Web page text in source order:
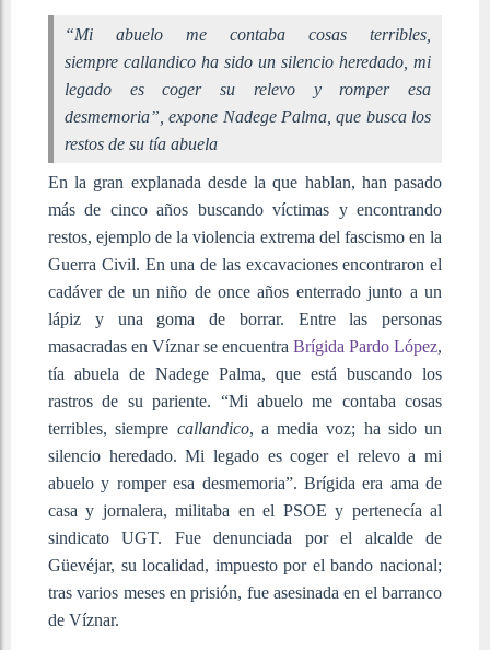
“Mi abuelo me contaba cosas terribles,
siempre callandico ha sido un silencio heredado, mi
legado es coger su relevo y romper esa
desmemoria”, expone Nadege Palma, que busca los
restos de su tía abuela
En la gran explanada desde la que hablan, han pasado
más de cinco años buscando víctimas y encontrando
restos, ejemplo de la violencia extrema del fascismo en la
Guerra Civil. En una de las excavaciones encontraron el
cadáver de un niño de once años enterrado junto a un
lápiz y una goma de borrar. Entre las personas
masacradas en Víznar se encuentra Brígida Pardo López,
tía abuela de Nadege Palma, que está buscando los
rastros de su pariente. “Mi abuelo me contaba cosas
terribles, siempre callandico, a media voz; ha sido un
silencio heredado. Mi legado es coger el relevo a mi
abuelo y romper esa desmemoria”. Brígida era ama de
casa y jornalera, militaba en el PSOE y pertenecía al
sindicato UGT. Fue denunciada por el alcalde de
Güevéjar, su localidad, impuesto por el bando nacional;
tras varios meses en prisión, fue asesinada en el barranco
de Víznar.